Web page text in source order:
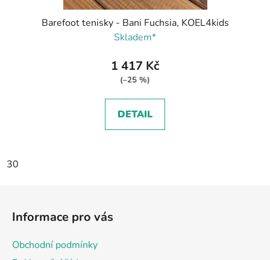
Barefoot tenisky - Bani Fuchsia, KOEL4kids
Skladem*
1 417 Kč
(–25 %)
DETAIL
30
Informace pro vás
Obchodní podmínky